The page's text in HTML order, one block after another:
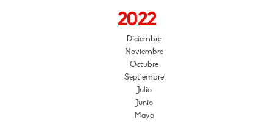
2022
Diciembre
Noviembre
Octubre
Septiembre
Julio
Junio
Mayo